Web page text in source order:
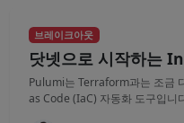
브레이크아웃
닷넷으로 시작하는
Pulumi는 Terraform과는 조금
as Code (IaC) 자동화 도구입니